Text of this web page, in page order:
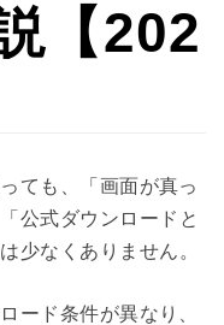
【202
ても、「画面が真っ
公式ダウンロードと
少なくありません。
ード条件が異なり、